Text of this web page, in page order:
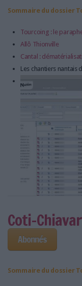
Sommaire du dossier
Tourcoing : le
Allô Thionville
Cantal :
Les chantiers nantais
Coti-
Abonnés
Sommaire du dossier